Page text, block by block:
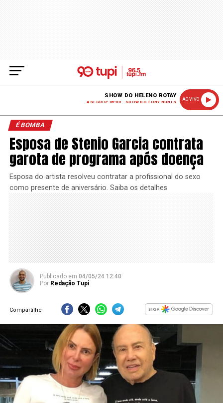
SHOW DO HELENO ROTAY
A SEGUIR: 05:00 - SHOW DO TONY NUNES
AO VIVO
É BOMBA
Esposa de Stenio Garcia contrata
garota de programa após doença
Esposa do artista resolveu contratar a profissional do sexo
como presente de aniversário. Saiba os detalhes
Publicado em 04/05/24 12:40
Por Redação Tupi
Compartilhe